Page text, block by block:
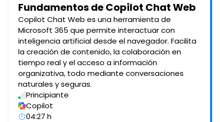
Fundamentos de Copilot Chat Web
Copilot Chat Web es una herramienta de
Microsoft 365 que permite interactuar con
inteligencia artificial desde el navegador. Facilita
la creación de contenido, la colaboración en
tiempo real y el acceso a información
organizativa, todo mediante conversaciones
naturales y seguras.
Principiante
Copilot
04:27 h